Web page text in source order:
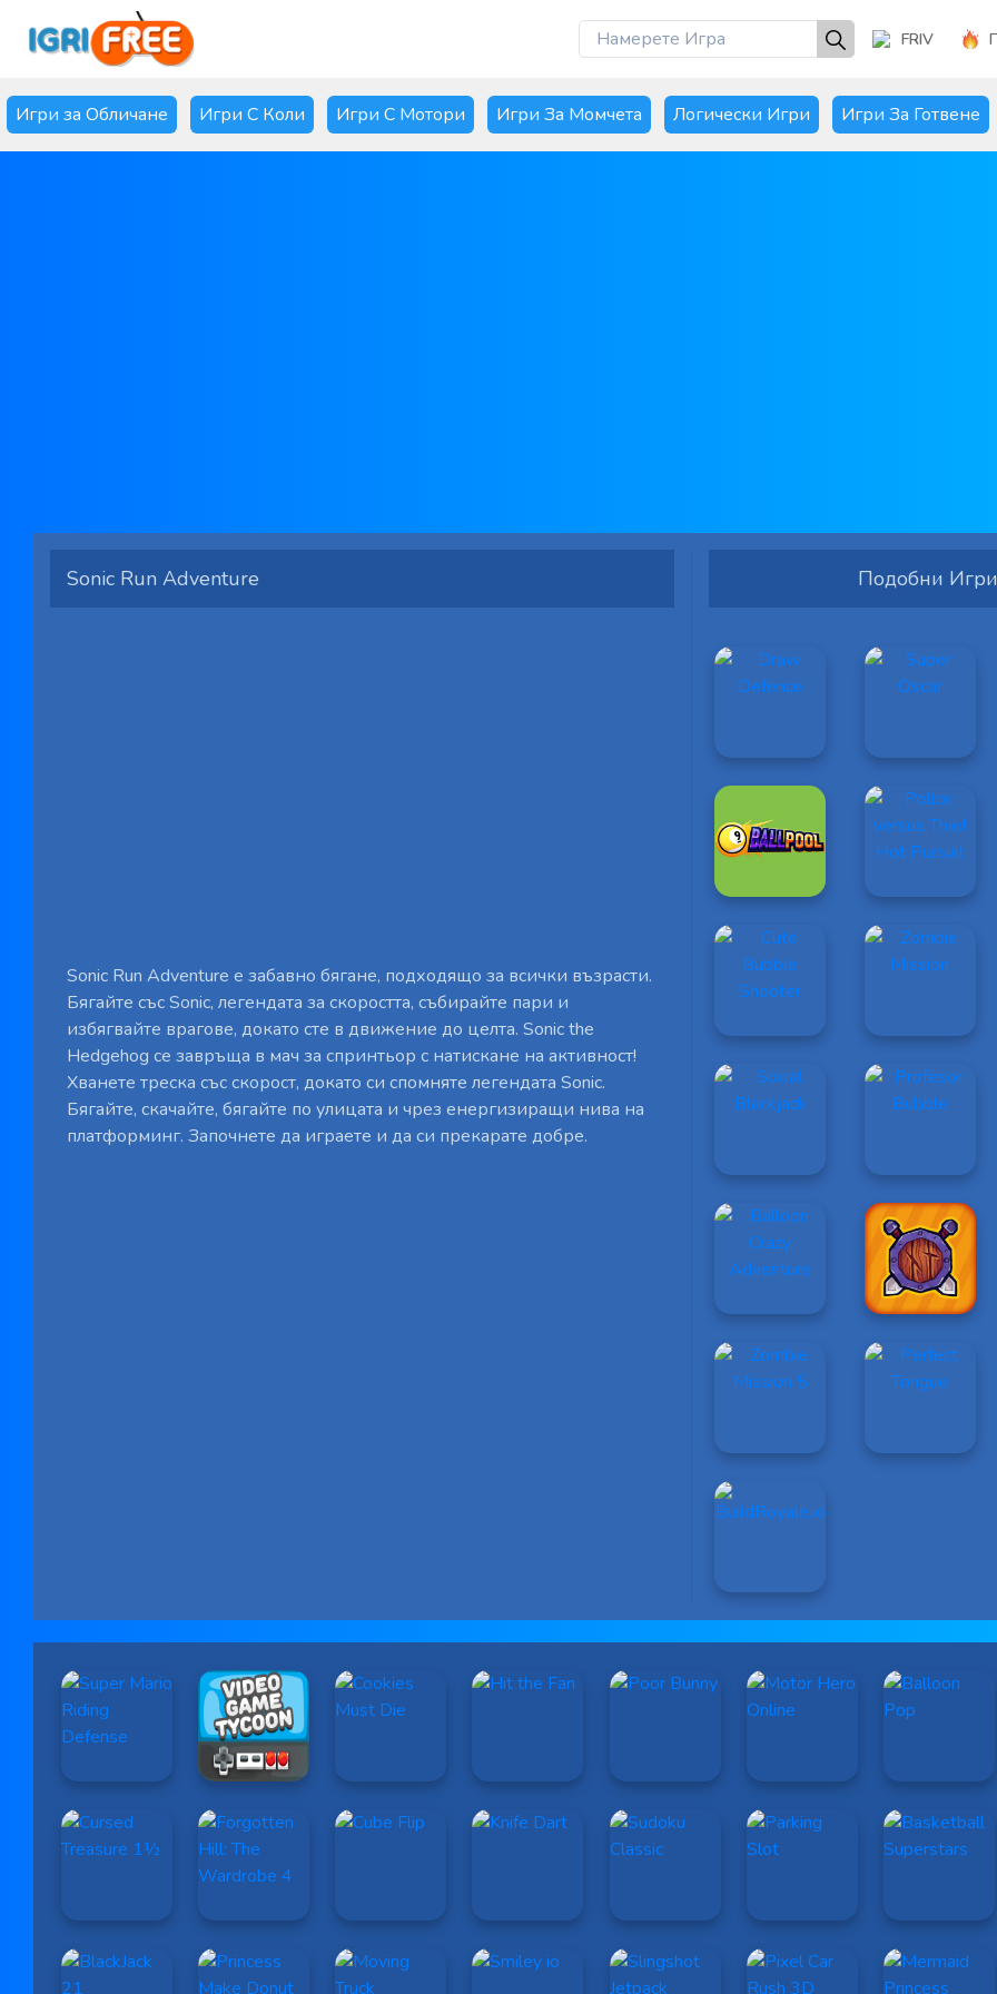
FRIV
Игри за Обличане Игри С Коли Игри С Мотори Игри За Момчета Логически Игри Игри За Готвене
Sonic Run Adventure
Sonic Run Adventure е забавно бягане, подходящо за всички възрасти.
Бягайте със Sonic, легендата за скоростта, събирайте пари и
избягвайте врагове, докато сте в движение до целта. Sonic the
Hedgehog се завръща в мач за спринтьор с натискане на активност!
Хванете треска със скорост, докато си спомняте легендата Sonic.
Бягайте, скачайте, бягайте по улицата и чрез енергизиращи нива на
платформинг. Започнете да играете и да си прекарате добре.
Подобни Игри